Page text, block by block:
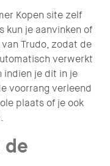
Kopen site zelf
kun je aanvinken of
Trudo, zodat de
verwerkt
indien je dit in je
voorrang verleend
plaats of je ook
de